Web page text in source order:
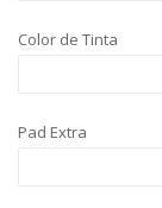
Color de Tinta
Pad Extra